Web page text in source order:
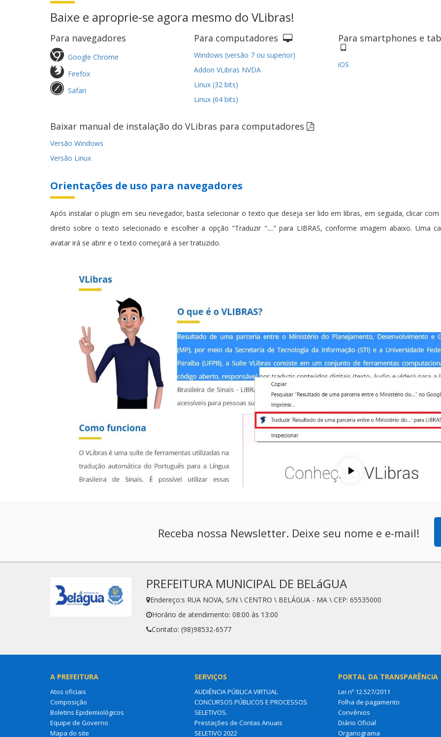
Baixe e aproprie-se agora mesmo do VLibras!
Para navegadores
Google Chrome
Firefox
Safari
Para computadores
Windows (versão 7 ou superior)
Addon VLibras NVDA
Linux (32 bits)
Linux (64 bits)
Para smartphones e
iOS
Baixar manual de instalação do VLibras para computadores
Versão Windows
Versão Linux
Orientações de uso para navegadores
Após instalar o plugin em seu nevegador, basta selecionar o texto que deseja ser lido em libras, em seguida, clicar
direito sobre o texto selecionado e escolher a opção "Traduzir "...." para LIBRAS, conforme imagem abaixo. Uma
avatar irá se abrir e o texto começará a ser tratuzido.
Receba nossa Newsletter. Deixe seu nome e e-mail!
PREFEITURA MUNICIPAL DE BELáGUA
Endereço:s RUA NOVA, S/N \ CENTRO \ BELÁGUA - MA \ CEP: 65535000
Horário de atendimento: 08:00 às 13:00
Contato: (98)98532-6577
A PREFEITURA
Atos oficiais
Composição
Boletins Epidemiológicos
Equipe de Governo
Mapa do site
SERVIÇOS
AUDIÊNCIA PÚBLICA VIRTUAL
CONCURSOS PÚBLICOS E PROCESSOS
SELETIVOS.
Prestações de Contas Anuais
SELETIVO 2022
PORTAL DA TRANSPARÊNCIA
Lei nº 12.527/2011
Folha de pagamento
Convênios
Diário Oficial
Organograma